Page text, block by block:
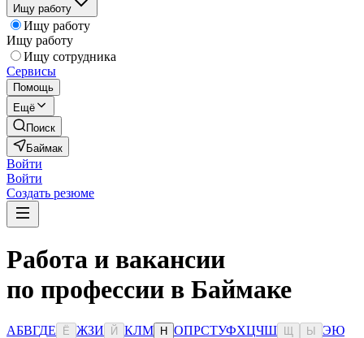
Ищу работу
Ищу работу
Ищу работу
Ищу сотрудника
Сервисы
Помощь
Ещё
Поиск
Баймак
Войти
Войти
Создать резюме
Работа и вакансии
по профессии в Баймаке
АБВГДЕ Ё ЖЗИ Й КЛМ Н ОПРСТУФХЦЧШ Ы ЭЮ